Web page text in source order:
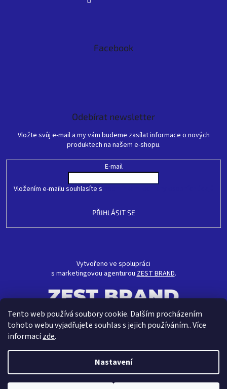
Tento web používá soubory cookie. Dalším procházením
tohoto webu vyjadřujete souhlas s jejich používáním.. Více
informacízde.
Nastavení
Facebook
Odebírat newsletter
Vložte svůj e-mail a my vám budeme zasílat informace o nových
produktech na našem e-shopu.
E-mail
Vložením e-mailu souhlasíte s
PŘIHLÁSIT SE
Vytvořeno ve spolupráci
s marketingovou agenturou ZEST BRAND.
Vytvořil Shoptet